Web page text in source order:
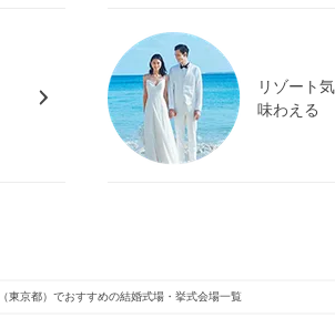
リゾート
味わえる
東京都）でおすすめの結婚式場・挙式会場一覧